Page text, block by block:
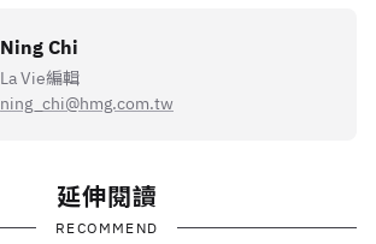
Ning Chi
La Vie編輯
ning_chi@hmg.com.tw
延伸閱讀
RECOMMEND